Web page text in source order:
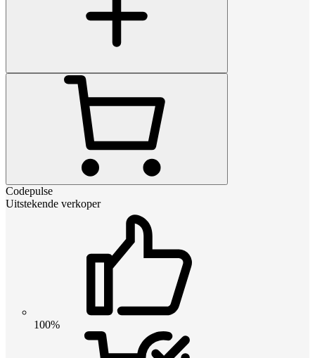
Codepulse
Uitstekende verkoper
100%